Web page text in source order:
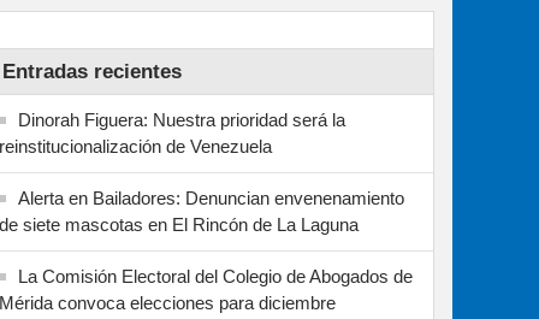
Entradas recientes
Dinorah Figuera: Nuestra prioridad será la
reinstitucionalización de Venezuela
Alerta en Bailadores: Denuncian envenenamiento
de siete mascotas en El Rincón de La Laguna
La Comisión Electoral del Colegio de Abogados de
Mérida convoca elecciones para diciembre